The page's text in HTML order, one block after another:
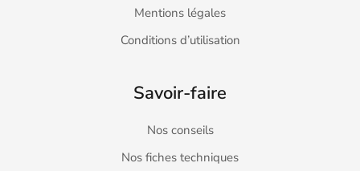
Mentions légales
Conditions d’utilisation
Savoir-faire
Nos conseils
Nos fiches techniques